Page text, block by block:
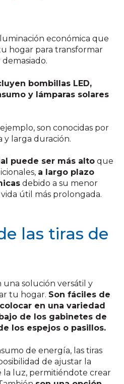
económica que
hogar para transformar
bombillas LED,
y lámparas solares
son conocidas por
y larga duración.
puede ser más alto que
a largo plazo
debido a su menor
útil más prolongada.
las tiras de
una solución versátil y
tu hogar. Son fáciles de
en una variedad
de los gabinetes de
los espejos o pasillos.
de energía, las tiras
de ajustar la
la luz, permitiéndote crear